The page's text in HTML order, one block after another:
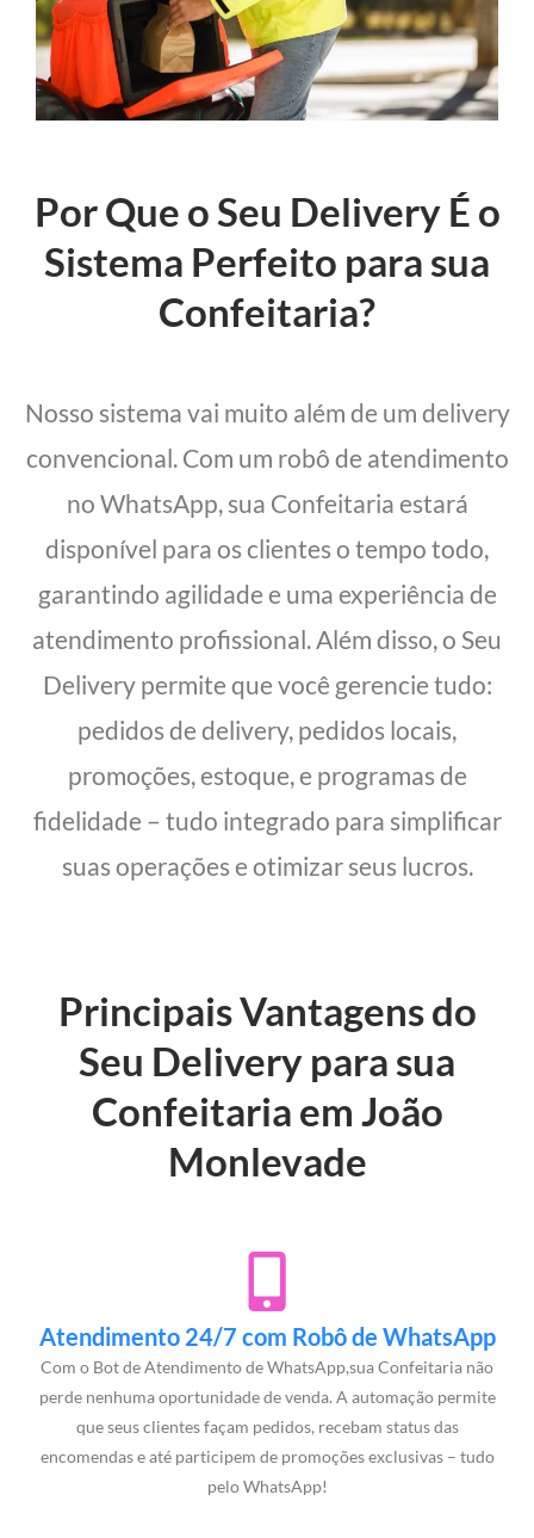
Por Que o Seu Delivery É o
Sistema Perfeito para sua
Confeitaria?
Nosso sistema vai muito além de um delivery
convencional. Com um robô de atendimento
no WhatsApp, sua Confeitaria estará
disponível para os clientes o tempo todo,
garantindo agilidade e uma experiência de
atendimento profissional. Além disso, o Seu
Delivery permite que você gerencie tudo:
pedidos de delivery, pedidos locais,
promoções, estoque, e programas de
fidelidade – tudo integrado para simplificar
suas operações e otimizar seus lucros.
Principais Vantagens do
Seu Delivery para sua
Confeitaria em João
Monlevade
Atendimento 24/7 com Robô de WhatsApp
Com o Bot de Atendimento de WhatsApp,sua Confeitaria não
perde nenhuma oportunidade de venda. A automação permite
que seus clientes façam pedidos, recebam status das
encomendas e até participem de promoções exclusivas – tudo
pelo WhatsApp!